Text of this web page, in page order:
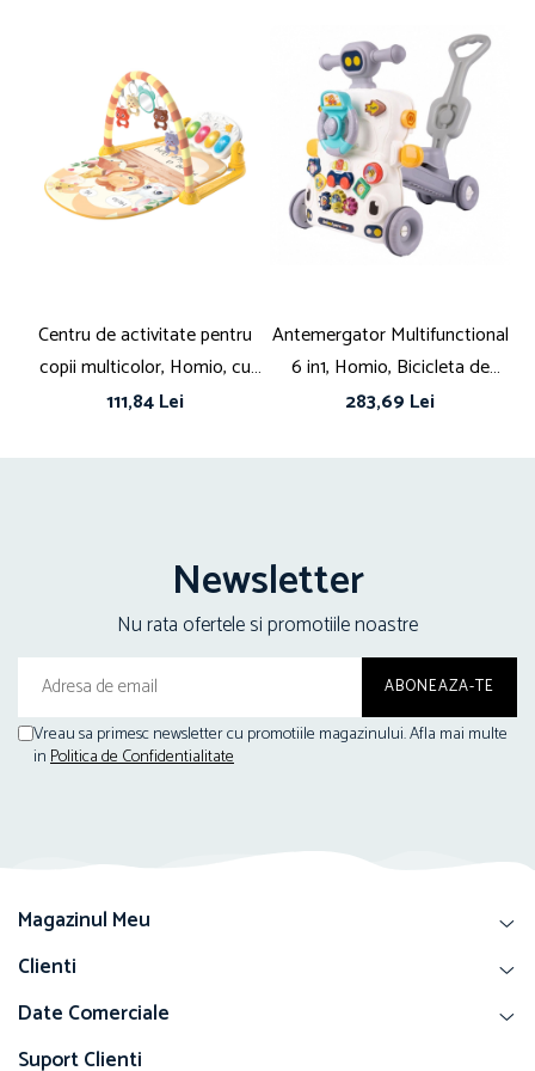
Centru de activitate pentru
copii multicolor, Homio, cu
pian, jucarii si oglinda, arcada
111,84 Lei
Antemergator Multifunctional
6 in1, Homio, Bicicleta de
Echilibru, Centru de Activitati,
Muzicale, Lumini, Panou
283,69 Lei
Newsletter
Nu rata ofertele si promotiile noastre
Vreau sa primesc newsletter cu promotiile magazinului. Afla mai multe
inPolitica de Confidentialitate
Magazinul Meu
Clienti
Date Comerciale
Suport Clienti